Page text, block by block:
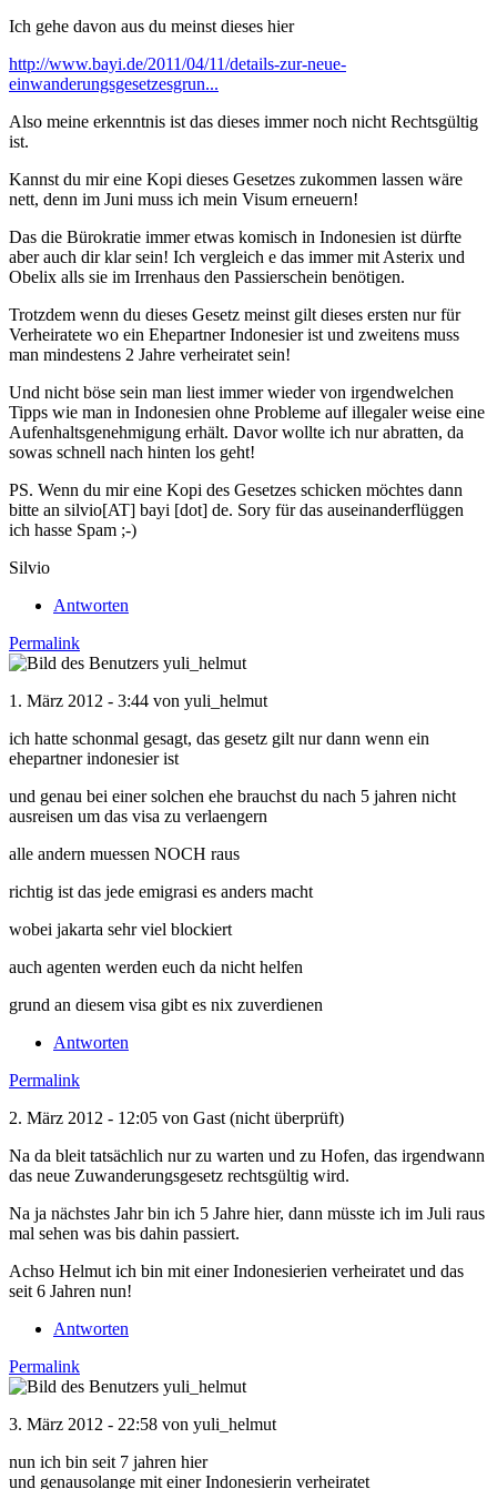
Ich gehe davon aus du meinst dieses hier
http://www.bayi.de/2011/04/11/details-zur-neue-
einwanderungsgesetzesgrun...
Also meine erkenntnis ist das dieses immer noch nicht Rechtsgültig
ist.
Kannst du mir eine Kopi dieses Gesetzes zukommen lassen wäre
nett, denn im Juni muss ich mein Visum erneuern!
Das die Bürokratie immer etwas komisch in Indonesien ist dürfte
aber auch dir klar sein! Ich vergleich e das immer mit Asterix und
Obelix alls sie im Irrenhaus den Passierschein benötigen.
Trotzdem wenn du dieses Gesetz meinst gilt dieses ersten nur für
Verheiratete wo ein Ehepartner Indonesier ist und zweitens muss
man mindestens 2 Jahre verheiratet sein!
Und nicht böse sein man liest immer wieder von irgendwelchen
Tipps wie man in Indonesien ohne Probleme auf illegaler weise eine
Aufenhaltsgenehmigung erhält. Davor wollte ich nur abratten, da
sowas schnell nach hinten los geht!
PS. Wenn du mir eine Kopi des Gesetzes schicken möchtes dann
bitte an silvio[AT] bayi [dot] de. Sory für das auseinanderflüggen
ich hasse Spam ;-)
Silvio
Antworten
Permalink
1. März 2012 - 3:44 von yuli_helmut
ich hatte schonmal gesagt, das gesetz gilt nur dann wenn ein
ehepartner indonesier ist
und genau bei einer solchen ehe brauchst du nach 5 jahren nicht
ausreisen um das visa zu verlaengern
alle andern muessen NOCH raus
richtig ist das jede emigrasi es anders macht
wobei jakarta sehr viel blockiert
auch agenten werden euch da nicht helfen
grund an diesem visa gibt es nix zuverdienen
Antworten
Permalink
2. März 2012 - 12:05 von Gast (nicht überprüft)
Na da bleit tatsächlich nur zu warten und zu Hofen, das irgendwann
das neue Zuwanderungsgesetz rechtsgültig wird.
Na ja nächstes Jahr bin ich 5 Jahre hier, dann müsste ich im Juli raus
mal sehen was bis dahin passiert.
Achso Helmut ich bin mit einer Indonesierien verheiratet und das
seit 6 Jahren nun!
Antworten
Permalink
3. März 2012 - 22:58 von yuli_helmut
nun ich bin seit 7 jahren hier
und genausolange mit einer Indonesierin verheiratet